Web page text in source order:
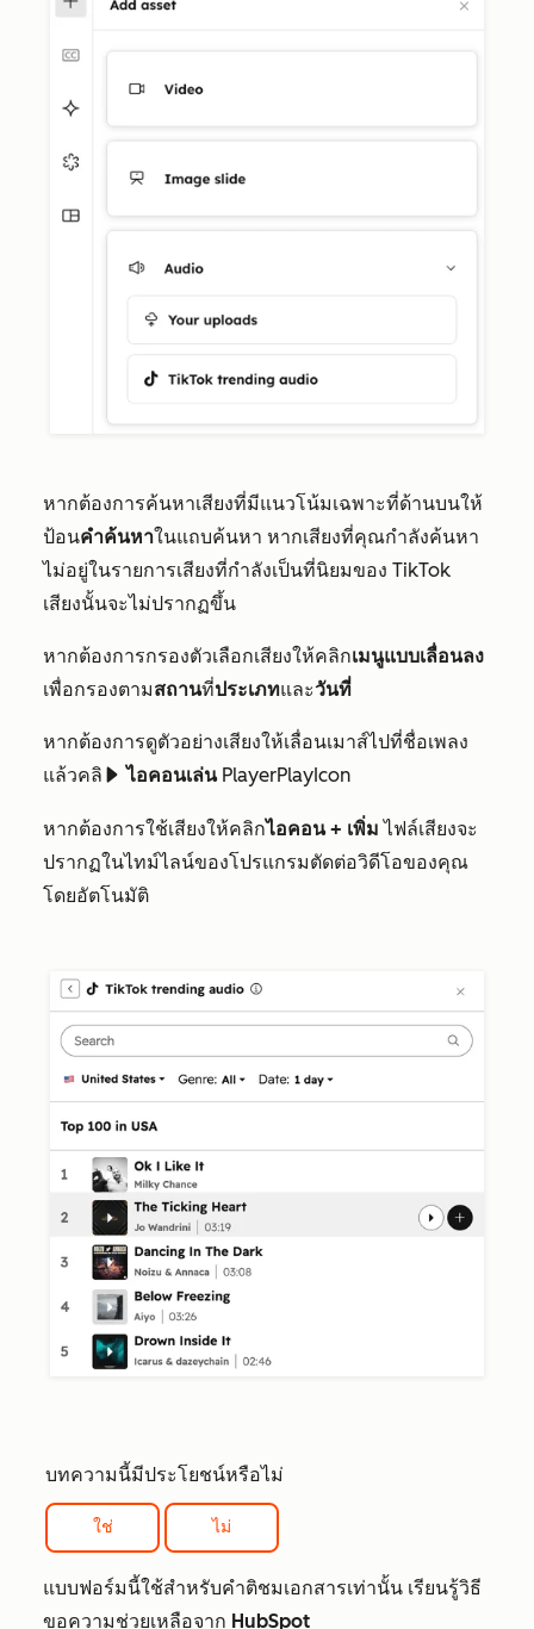
หากต้องการค้นหาเสียงที่มีแนวโน้มเฉพาะที่ด้านบนให้
ป้อนคำค้นหาในแถบค้นหา หากเสียงที่คุณกำลังค้นหา
ไม่อยู่ในรายการเสียงที่กำลังเป็นที่นิยมของ TikTok
เสียงนั้นจะไม่ปรากฏขึ้น
หากต้องการกรองตัวเลือกเสียงให้คลิกเมนูแบบเลื่อนลง
เพื่อกรองตามสถานที่ประเภทและวันที่
หากต้องการดูตัวอย่างเสียงให้เลื่อนเมาส์ไปที่ชื่อเพลง
แล้วคลิ playerPlayIcon ไอคอนเล่นPlayerPlayIcon
หากต้องการใช้เสียงให้คลิกไอคอน + เพิ่ม ไฟล์เสียงจะ
ปรากฏในไทม์ไลน์ของโปรแกรมตัดต่อวิดีโอของคุณ
โดยอัตโนมัติ
บทความนี้มีประโยชน์หรือไม่
ใช่ ไม่
แบบฟอร์มนี้ใช้สำหรับคำติชมเอกสารเท่านั้น เรียนรู้วิธี
ขอความช่วยเหลือจาก HubSpot